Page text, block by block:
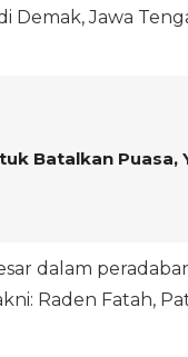
Demak, Jawa
Batalkan Puasa,
dalam
Raden Fatah,